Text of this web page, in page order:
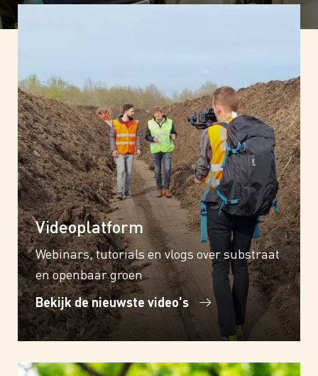
Videoplatform
Webinars, tutorials en vlogs over substraat
en openbaar groen
Bekijk de nieuwste video's